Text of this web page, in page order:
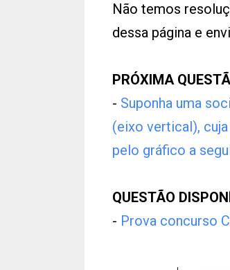
Não temos
dessa página e
PRÓXIMA
- Suponha uma
(eixo vertical),
pelo gráfico a
QUESTÃO
- Prova concurso